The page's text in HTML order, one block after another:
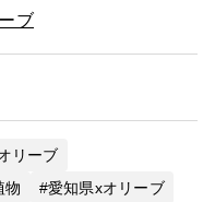
ブ
リーブ
物 愛知県xオリーブ